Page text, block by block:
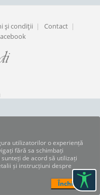
şi condiţii | Contact |
utilizatorilor o experiență
fără sa schimbați
de acord să utilizați
și instrucțiuni despre